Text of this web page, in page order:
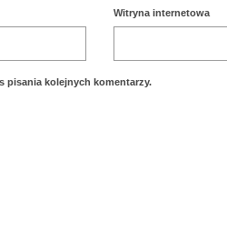
Witryna internetowa
pisania kolejnych komentarzy.